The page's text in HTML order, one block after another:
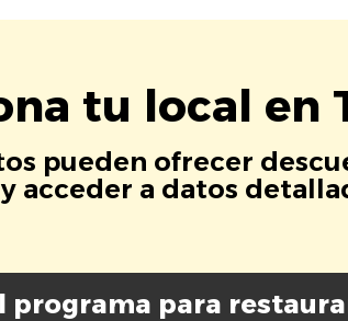
tu local en
pueden ofrecer
acceder a datos
programa para